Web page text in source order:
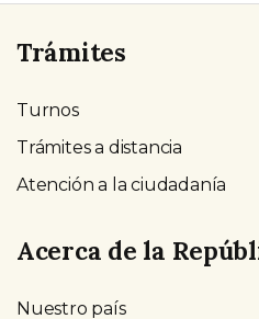
Trámites
Turnos
Trámites a distancia
Atención a la ciudadanía
Acerca de la
Nuestro país